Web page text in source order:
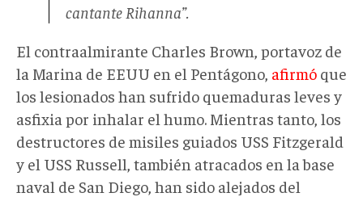
cantante Rihanna”.
El contraalmirante Charles Brown, portavoz de
la Marina de EEUU en el Pentágono, afirmó que
los lesionados han sufrido quemaduras leves y
asfixia por inhalar el humo. Mientras tanto, los
destructores de misiles guiados USS Fitzgerald
y el USS Russell, también atracados en la base
naval de San Diego, han sido alejados del